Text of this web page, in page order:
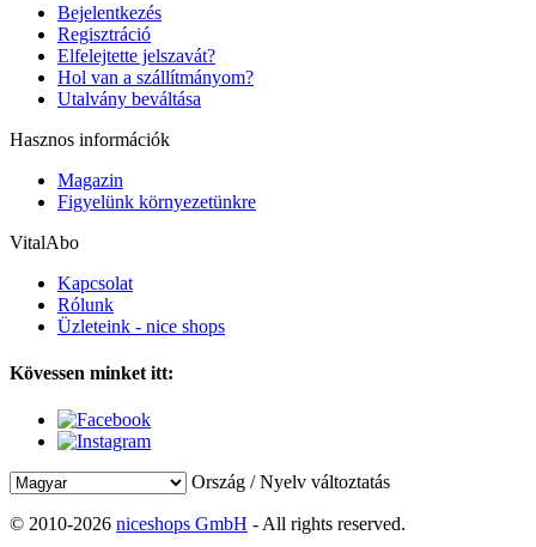
Bejelentkezés
Regisztráció
Elfelejtette jelszavát?
Hol van a szállítmányom?
Utalvány beváltása
Hasznos információk
Magazin
Figyelünk környezetünkre
VitalAbo
Kapcsolat
Rólunk
Üzleteink - nice shops
Kövessen minket itt:
Ország / Nyelv változtatás
© 2010-2026 niceshops GmbH - All rights reserved.